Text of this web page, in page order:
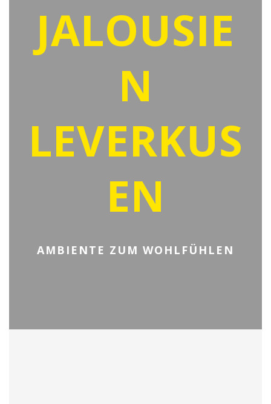
JALOUSIE
N
LEVERKUS
EN
AMBIENTE ZUM WOHLFÜHLEN